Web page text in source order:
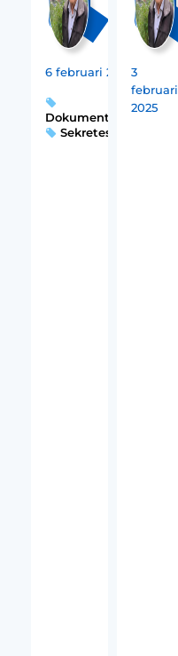
6 februari 2025
Dokumentation,
Sekretess
3
februari
2025